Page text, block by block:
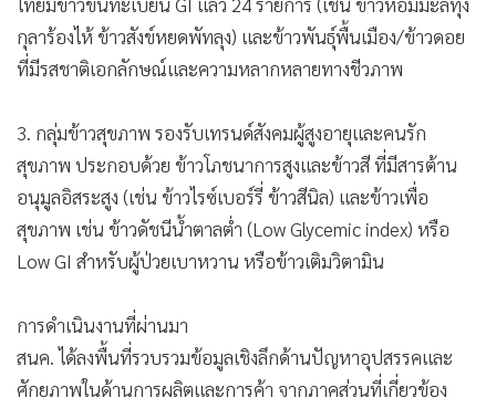
​1. กลุ่มข้าวรักษ์โลก มุ่งเน้นกระบวนการผลิตที่รับผิดชอบต่อสิ่ง
แวดล้อม ตอบโจทย์มาตรการทางการค้าด้านสิ่งแวดล้อม
คาร์บอนต่ำ ที่ลดการปล่อยก๊าซเรือนกระจก (ทั้งก๊าซมีเทน ไน
ตรัสออกไซด์ และคาร์บอนไดออกไซด์) และข้าวอินทรีย์ ที่ปลอด
สารเคมีสังเคราะห์
ท้องถิ่นที่ไม่สามารถลอกเลียนแบบได้ ประกอบด้วย ข้าวสิ่งบ่งชี้
ทางภูมิศาสตร์ (Geographical Indication) หรือ GI ซึ่งปัจจุบัน
ไทยมีข้าวขึ้นทะเบียน GI แล้ว 24 รายการ (เช่น ข้าวหอมมะลิทุ่ง